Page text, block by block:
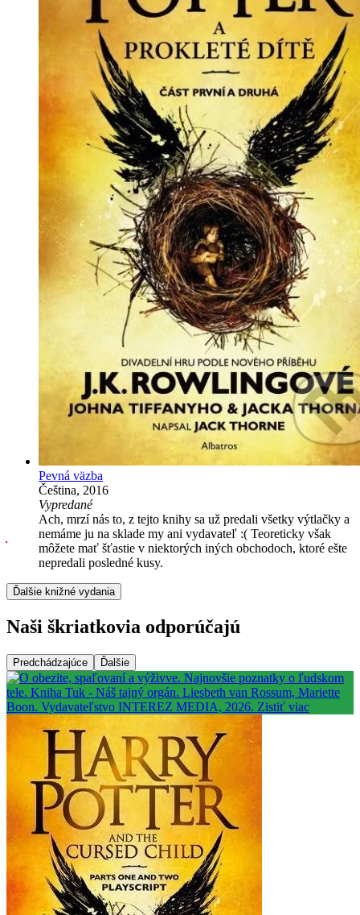
Pevná väzba
Čeština, 2016
Vypredané
Ach, mrzí nás to, z tejto knihy sa už predali všetky výtlačky a
nemáme ju na sklade my ani vydavateľ :( Teoreticky však
môžete mať šťastie v niektorých iných obchodoch, ktoré ešte
nepredali posledné kusy.
Ďalšie knižné vydania
Naši škriatkovia odporúčajú
Predchádzajúce Ďalšie